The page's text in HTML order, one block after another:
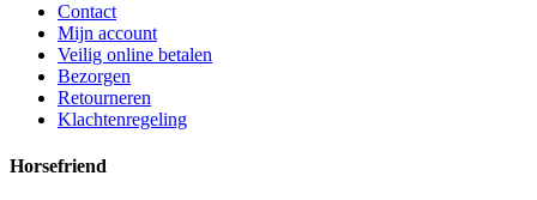
Contact
Mijn account
Veilig online betalen
Bezorgen
Retourneren
Klachtenregeling
Horsefriend